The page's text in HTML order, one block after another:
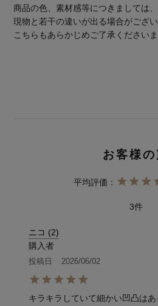
商品の色、素材感等につきましては、
現物と若干の違いが出る場合がござい
こちらもあらかじめご了承くださいま
3
ニコ
2
購入者
投稿日 2026/06/02
キラキラしていて細かい凹凸は